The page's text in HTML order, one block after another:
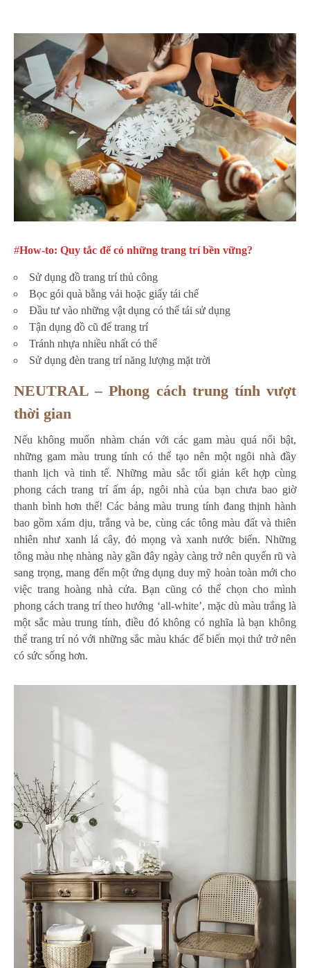
#How-to: Quy tắc để có những trang trí bền vững?
Sử dụng đồ trang trí thủ công
Bọc gói quà bằng vải hoặc giấy tái chế
Đầu tư vào những vật dụng có thể tái sử dụng
Tận dụng đồ cũ để trang trí
Tránh nhựa nhiều nhất có thể
Sử dụng đèn trang trí năng lượng mặt trời
NEUTRAL – Phong cách trung tính vượt
thời gian
Nếu không muốn nhàm chán với các gam màu quá nổi bật,
những gam màu trung tính có thể tạo nên một ngôi nhà đầy
thanh lịch và tinh tế. Những màu sắc tối giản kết hợp cùng
phong cách trang trí ấm áp, ngôi nhà của bạn chưa bao giờ
thanh bình hơn thế! Các bảng màu trung tính đang thịnh hành
bao gồm xám dịu, trắng và be, cùng các tông màu đất và thiên
nhiên như xanh lá cây, đỏ mọng và xanh nước biển. Những
tông màu nhẹ nhàng này gần đây ngày càng trở nên quyến rũ và
sang trọng, mang đến một ứng dụng duy mỹ hoàn toàn mới cho
việc trang hoàng nhà cửa. Bạn cũng có thể chọn cho mình
phong cách trang trí theo hướng ‘all-white’, mặc dù màu trắng là
một sắc màu trung tính, điều đó không có nghĩa là bạn không
thể trang trí nó với những sắc màu khác để biến mọi thứ trở nên
có sức sống hơn.